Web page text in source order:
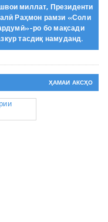
миллат, Президенти
Раҳмон рамзи «Соли
ро бо мақсади
тасдиқ намуданд.
ҲАМАИ АКСҲО